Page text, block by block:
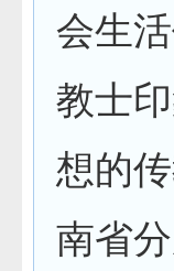
会生
教士
想的
南省